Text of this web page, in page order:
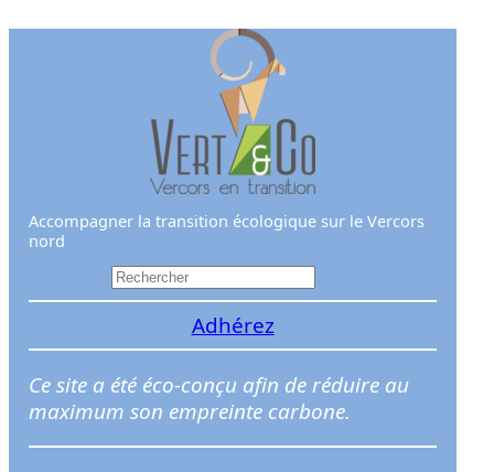
Accompagner la transition écologique sur le Vercors
nord
e
h
e
r
Adhérez
Ce site a été éco-conçu afin de réduire au
maximum son empreinte carbone.